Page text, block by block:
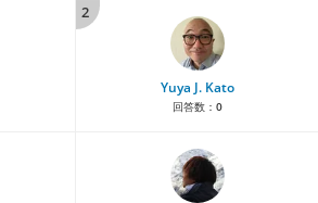
2
Yuya J. Kato
回答数： 0